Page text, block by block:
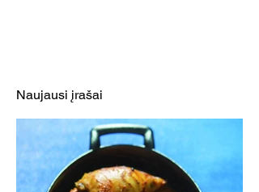
Naujausi įrašai